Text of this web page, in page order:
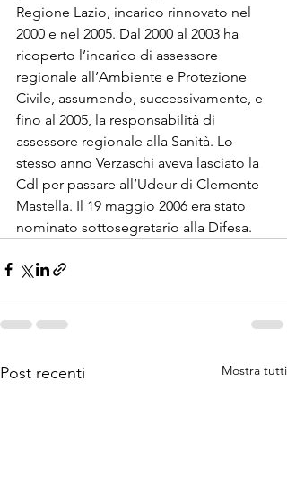
Regione Lazio, incarico rinnovato nel
2000 e nel 2005. Dal 2000 al 2003 ha
ricoperto l’incarico di assessore
regionale all’Ambiente e Protezione
Civile, assumendo, successivamente, e
fino al 2005, la responsabilità di
assessore regionale alla Sanità. Lo
stesso anno Verzaschi aveva lasciato la
Cdl per passare all’Udeur di Clemente
Mastella. Il 19 maggio 2006 era stato
nominato sottosegretario alla Difesa.
Post recenti Mostra tutti